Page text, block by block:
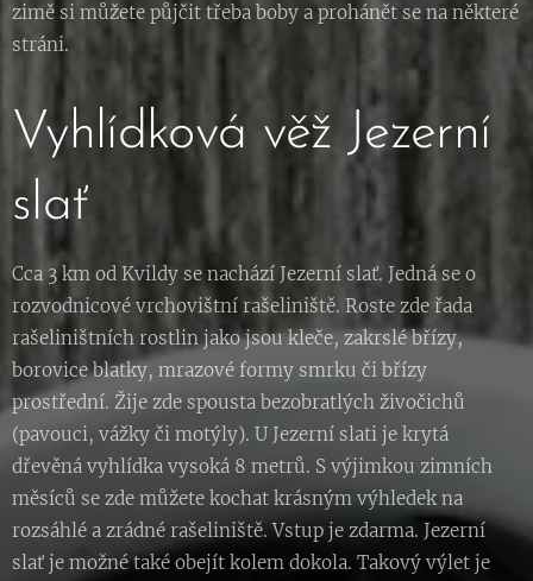
zimě si můžete půjčit třeba boby a prohánět se na některé
stráni.
Vyhlídková věž Jezerní
slať
Cca 3 km od Kvildy se nachází Jezerní slať. Jedná se o
rozvodnicové vrchovištní rašeliniště. Roste zde řada
rašeliništních rostlin jako jsou kleče, zakrslé břízy,
borovice blatky, mrazové formy smrku či břízy
prostřední. Žije zde spousta bezobratlých živočichů
(pavouci, vážky či motýly). U Jezerní slati je krytá
dřevěná vyhlídka vysoká 8 metrů. S výjimkou zimních
měsíců se zde můžete kochat krásným výhledek na
rozsáhlé a zrádné rašeliniště. Vstup je zdarma. Jezerní
slať je možné také obejít kolem dokola. Takový výlet je